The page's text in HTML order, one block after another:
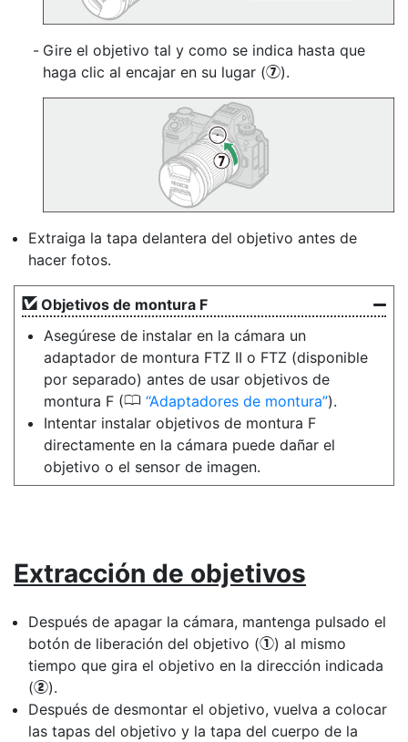
Gire el objetivo tal y como se indica hasta que
haga clic al encajar en su lugar (u).
Extraiga la tapa delantera del objetivo antes de
hacer fotos.
Objetivos de montura F
Asegúrese de instalar en la cámara un
adaptador de montura FTZ II o FTZ (disponible
por separado) antes de usar objetivos de
montura F (0 Adaptadores de montura ).
Intentar instalar objetivos de montura F
directamente en la cámara puede dañar el
objetivo o el sensor de imagen.
Extracción de objetivos
Después de apagar la cámara, mantenga pulsado el
botón de liberación del objetivo (q) al mismo
tiempo que gira el objetivo en la dirección indicada
(w).
Después de desmontar el objetivo, vuelva a colocar
las tapas del objetivo y la tapa del cuerpo de la